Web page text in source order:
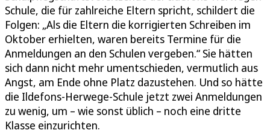
Schule, die für zahlreiche Eltern spricht, schildert die
Folgen: „Als die Eltern die korrigierten Schreiben im
Oktober erhielten, waren bereits Termine für die
Anmeldungen an den Schulen vergeben.“ Sie hätten
sich dann nicht mehr umentschieden, vermutlich aus
Angst, am Ende ohne Platz dazustehen. Und so hätte
die Ildefons-Herwege-Schule jetzt zwei Anmeldungen
zu wenig, um – wie sonst üblich – noch eine dritte
Klasse einzurichten.